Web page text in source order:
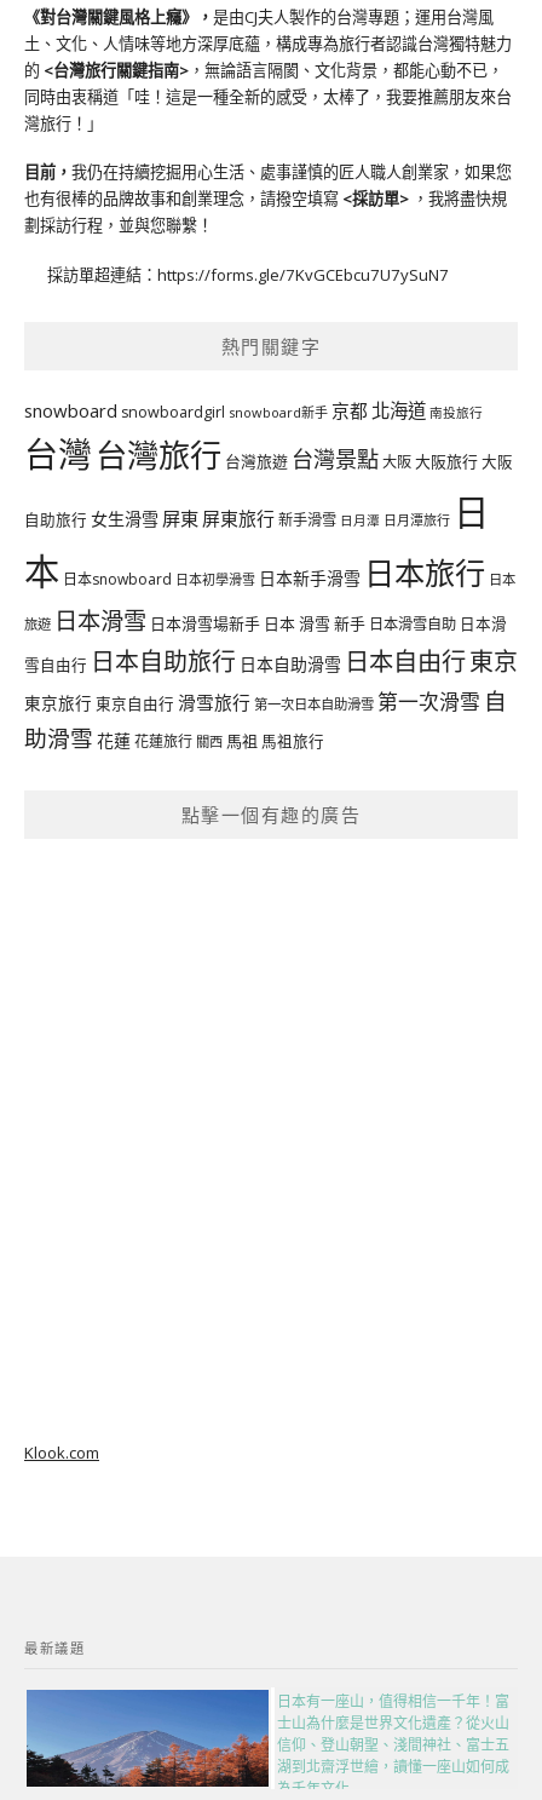
《對台灣關鍵風格上癮》 ， 是由CJ夫人製作的台灣專題；運用台灣風
土、文化、人情味等地方深厚底蘊，構成專為旅行者認識台灣獨特魅力
的 <台灣旅行關鍵指南> ，無論語言隔閡、文化背景，都能心動不已，
同時由衷稱道「哇！這是一種全新的感受，太棒了，我要推薦朋友來台
灣旅行！」
目前， 我仍在持續挖掘用心生活、處事謹慎的匠人職人創業家，如果您
也有很棒的品牌故事和創業理念，請撥空填寫 <採訪單> ，我將盡快規
劃採訪行程，並與您聯繫！
採訪單超連結： https://forms.gle/7KvGCEbcu7U7ySuN7
熱門關鍵字
snowboard snowboardgirl snowboard新手 京都 北海道 南投旅行
台灣台灣旅行 台灣旅遊 台灣景點大阪大阪旅行大阪
自助旅行 女生滑雪 屏東 屏東旅行新手滑雪 日月潭 日月潭旅行 日
本 日本snowboard 日本初學滑雪 日本新手滑雪 日本旅行 日本
旅遊 日本滑雪 日本滑雪場新手 日本 滑雪 新手 日本滑雪自助 日本滑
雪自由行 日本自助旅行 日本自助滑雪 日本自由行東京
東京旅行 東京自由行 滑雪旅行 第一次日本自助滑雪 第一次滑雪 自
助滑雪 花蓮花蓮旅行 關西 馬祖 馬祖旅行
點擊一個有趣的廣告
Klook.com
最新議題
日本有一座山，值得相信一千年！富
士山為什麼是世界文化遺產？從火山
信仰、登山朝聖、淺間神社、富士五
湖到北齋浮世繪，讀懂一座山如何成
為千年文化